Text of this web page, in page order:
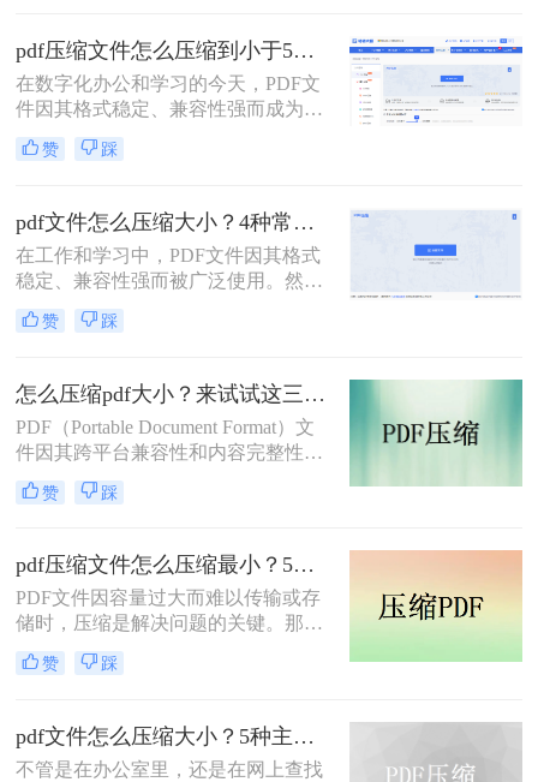
存储在有限的设备空间中，都会遇到
限制。因此，掌握如何压缩pdf文件大
小的技能显得至关重要。
pdf压缩文件怎么压缩到小于5M？4种压缩方法终极指南！
在数字化办公和学习的今天，PDF文
件因其格式稳定、兼容性强而成为我
们日常传输文档的首选。然而，我们
常常会遇到一个令人头疼的问题：一
清图片、复杂图表或嵌入字体而体积
庞大，动辄几十兆甚至上百兆。无论
是通过电子邮件发送（通常有附件大
小限制）、上传至学习平台还是提交
至企业系统，文件大小限制（如常见
的5MB）往往是一道难以逾越的关
5M呢？
赞 踩
pdf文件怎么压缩大小？4种常用压缩方法详解！
在工作和学习中，PDF文件因其格式
稳定、兼容性强而被广泛使用。然
而，PDF文件体积过大常会导致存储
空间不足、传输速度慢等问题。那么
4种常用的PDF压缩方法，帮助您快速
减小文件大小。
赞 踩
怎么压缩pdf大小？来试试这三种压缩方式！
PDF（Portable Document Format）文
件因其跨平台兼容性和内容完整性而
广泛应用于各种场合。然而，随着
PDF文件中包含的图片、图表、字体
大，给存储和传输带来了不便。那么
怎么压缩pdf大小呢？为了解决这个问
题，本文将介绍三种压缩PDF大小的
方法。
赞 踩
pdf压缩文件怎么压缩最小？5个常用方法全解析！
PDF文件因容量过大而难以传输或存
储时，压缩是解决问题的关键。那么
pdf压缩文件怎么压缩最小呢？本文将
介绍几种高效压缩PDF的方法，帮助
赞 踩
pdf文件怎么压缩大小？5种主流压缩方法分享！
不管是在办公室里，还是在网上查找